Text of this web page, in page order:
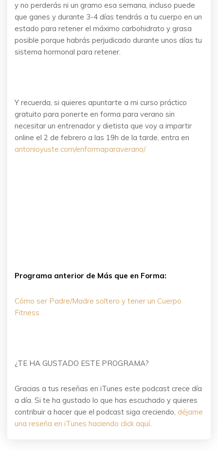
y no perderás ni un gramo esa semana, incluso puede
que ganes y durante 3-4 días tendrás a tu cuerpo en un
estado para retener el máximo carbohidrato y grasa
posible porque habrás perjudicado durante unos días tu
sistema hormonal para retener.
Y recuerda, si quieres apuntarte a mi curso práctico
gratuito para ponerte en forma para verano sin
necesitar un entrenador y dietista que voy a impartir
online el 2 de febrero a las 19h de la tarde, entra en
antonioyuste.com/enformaparaverano/
Programa anterior de Más que en Forma:
Cómo ser Padre/Madre soltero y tener un Cuerpo
Fitness
¿TE HA GUSTADO ESTE PROGRAMA?
Gracias a tus reseñas en iTunes este podcast crece día
a día. Si te ha gustado lo que has escuchado y quieres
contribuir a hacer que el podcast siga creciendo, déjame
una reseña en iTunes haciendo click aquí.